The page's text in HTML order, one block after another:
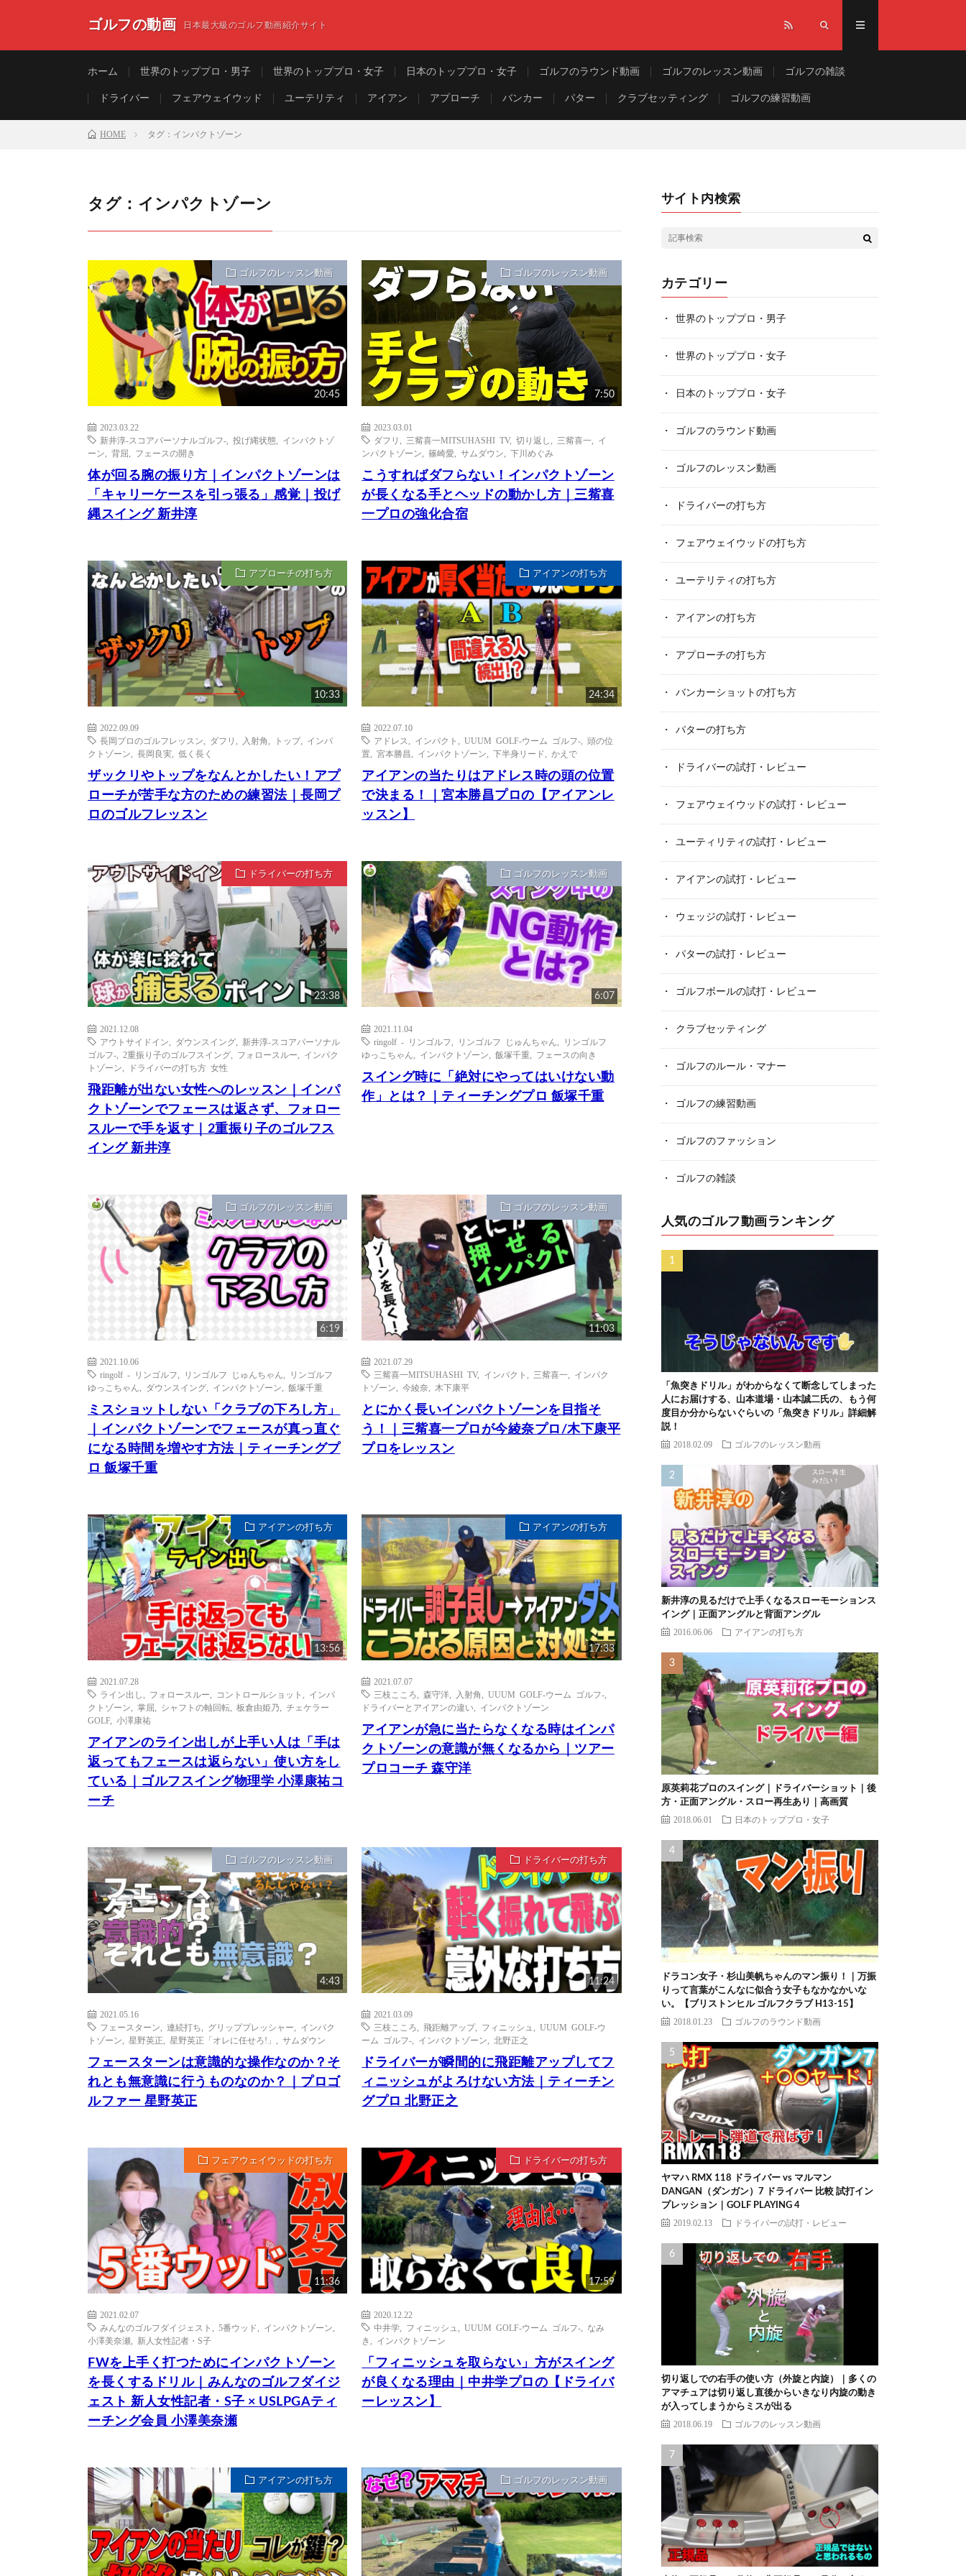
ゴルフの動画 日本最大級のゴルフ動画紹介サイト
ホーム 世界のトッププロ・男子 世界のトッププロ・女子 日本のトッププロ・女子 ゴルフのラウンド動画 ゴルフのレッスン動画 ゴルフの雑談
ドライバー フェアウェイウッド ユーテリティ アイアン アプローチ バンカー パター クラブセッティング ゴルフの練習動画
HOME タグ：インパクトゾーン
タグ：インパクトゾーン
ゴルフのレッスン動画
20:45
2023.03.22
新井淳-スコアパーソナルゴルフ-
投げ縄状態
インパクトゾ
ーン
背屈 フェースの開き
体が回る腕の振り方｜インパクトゾーンは
「キャリーケースを引っ張る」感覚｜投げ
縄スイング 新井淳
ゴルフのレッスン動画
7:50
2023.03.01
ダフリ
三觜喜一MITSUHASHI TV,切り返し 三觜喜一
イ
ンパクトゾーン
,篠崎愛 ,サムダウン ,下川めぐみ
こうすればダフらない！インパクトゾーン
が長くなる手とヘッドの動かし方｜三觜喜
一プロの強化合宿
アプローチの打ち方
10:33
2022.09.09
長岡プロのゴルフレッスン
ダフリ 入射角 トップ, インパ
クトゾーン
長岡良実 低く長く
ザックリやトップをなんとかしたい！アプ
ローチが苦手な方のための練習法｜長岡プ
ロのゴルフレッスン
アイアンの打ち方
24:34
2022.07.10
アドレス
インパクト ,UUUM GOLF-ウーム ゴルフ- ,頭の位
置
,宮本勝昌 インパクトゾーン ,下半身リード ,かえで
アイアンの当たりはアドレス時の頭の位置
で決まる！｜宮本勝昌プロの【アイアンレ
ッスン】
ドライバーの打ち方
23:38
2021.12.08
アウトサイドイン
ダウンスイング
新井淳-スコアパーソナル
ゴルフ-
2重振り子のゴルフスイング フォロースルー
インパク
トゾーン
ドライバーの打ち方 女性
飛距離が出ない女性へのレッスン｜インパ
クトゾーンでフェースは返さず、フォロー
スルーで手を返す｜2重振り子のゴルフス
イング 新井淳
ゴルフのレッスン動画
6:07
2021.11.04
ringolf - リンゴルフ
リンゴルフ じゅんちゃん
リンゴルフ
ゆっこちゃん
インパクトゾーン ,飯塚千重 フェースの向き
スイング時に「絶対にやってはいけない動
作」とは？｜ティーチングプロ 飯塚千重
ゴルフのレッスン動画
6:19
2021.10.06
ringolf - リンゴルフ
リンゴルフ じゅんちゃん
リンゴルフ
ゆっこちゃん
ダウンスイング インパクトゾーン 飯塚千重
ミスショットしない「クラブの下ろし方」
｜インパクトゾーンでフェースが真っ直ぐ
になる時間を増やす方法｜ティーチングプ
ロ 飯塚千重
ゴルフのレッスン動画
11:03
2021.07.29
三觜喜一MITSUHASHI TV, インパクト 三觜喜一
インパク
トゾーン
,今綾奈 木下康平
とにかく長いインパクトゾーンを目指そ
う！｜三觜喜一プロが今綾奈プロ/木下康平
プロをレッスン
アイアンの打ち方
13:56
2021.07.28
ライン出し
フォロースルー コントロールショット
インパ
クトゾーン
掌屈 シャフトの軸回転 板倉由姫乃
チェケラー
GOLF, 小澤康祐
アイアンのライン出しが上手い人は「手は
返ってもフェースは返らない」使い方をし
ている｜ゴルフスイング物理学 小澤康祐コ
ーチ
アイアンの打ち方
17:33
2021.07.07
三枝こころ
,森守洋 入射角 ,UUUM GOLF-ウーム ゴルフ-
ドライバーとアイアンの違い
インパクトゾーン
アイアンが急に当たらなくなる時はインパ
クトゾーンの意識が無くなるから｜ツアー
プロコーチ 森守洋
ゴルフのレッスン動画
4:43
2021.05.16
フェースターン
連続打ち グリッププレッシャー
インパク
トゾーン
星野英正 星野英正「オレに任せろ!」 サムダウン
フェースターンは意識的な操作なのか？そ
れとも無意識に行うものなのか？｜プロゴ
ルファー 星野英正
ドライバーの打ち方
11:24
2021.03.09
三枝こころ
,飛距離アップ, フィニッシュ ,UUUM GOLF-ウ
ーム ゴルフ-
インパクトゾーン ,北野正之
ドライバーが瞬間的に飛距離アップしてフ
ィニッシュがよろけない方法｜ティーチン
グプロ 北野正之
フェアウェイウッドの打ち方
11:36
2021.02.07
みんなのゴルフダイジェスト
5番ウッド インパクトゾーン
小澤美奈瀬
新人女性記者・S子
FWを上手く打つためにインパクトゾーン
を長くするドリル｜みんなのゴルフダイジ
ェスト 新人女性記者・S子 × USLPGAティ
ーチング会員 小澤美奈瀬
ドライバーの打ち方
17:59
2020.12.22
中井学
フィニッシュ ,UUUM GOLF-ウーム ゴルフ-
なみ
き
インパクトゾーン
「フィニッシュを取らない」方がスイング
が良くなる理由｜中井学プロの【ドライバ
ーレッスン】
アイアンの打ち方 ゴルフのレッスン動画
サイト内検索
カテゴリー
世界のトッププロ・男子
世界のトッププロ・女子
日本のトッププロ・女子
ゴルフのラウンド動画
ゴルフのレッスン動画
ドライバーの打ち方
フェアウェイウッドの打ち方
ユーテリティの打ち方
アイアンの打ち方
アプローチの打ち方
バンカーショットの打ち方
パターの打ち方
ドライバーの試打・レビュー
フェアウェイウッドの試打・レビュー
ユーティリティの試打・レビュー
アイアンの試打・レビュー
ウェッジの試打・レビュー
パターの試打・レビュー
ゴルフボールの試打・レビュー
クラブセッティング
ゴルフのルール・マナー
ゴルフの練習動画
ゴルフのファッション
ゴルフの雑談
人気のゴルフ動画ランキング
「魚突きドリル」がわからなくて断念してしまった
人にお届けする、山本道場・山本誠二氏の、もう何
度目か分からないぐらいの「魚突きドリル」詳細解
説！
2018.02.09 ゴルフのレッスン動画
新井淳の見るだけで上手くなるスローモーションス
イング｜正面アングルと背面アングル
2016.06.06 アイアンの打ち方
原英莉花プロのスイング｜ドライバーショット｜後
方・正面アングル・スロー再生あり｜高画質
2018.06.01 日本のトッププロ・女子
ドラコン女子・杉山美帆ちゃんのマン振り！｜万振
りって言葉がこんなに似合う女子もなかなかいな
い。【ブリストンヒル ゴルフクラブ H13-15】
2018.01.23 ゴルフのラウンド動画
ヤマハ RMX 118 ドライバー vs マルマン
DANGAN（ダンガン）7 ドライバー 比較 試打イン
プレッション｜GOLF PLAYING 4
2019.02.13 ドライバーの試打・レビュー
切り返しでの右手の使い方（外旋と内旋）｜多くの
アマチュアは切り返し直後からいきなり内旋の動き
が入ってしまうからミスが出る
2018.06.19 ゴルフのレッスン動画